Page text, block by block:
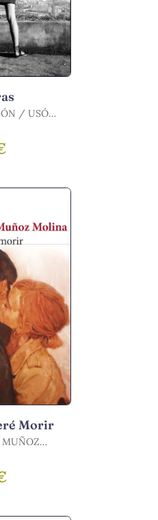
Morir